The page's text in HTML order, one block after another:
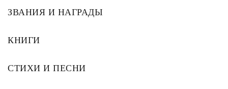
ЗВАНИЯ И НАГРАДЫ
КНИГИ
СТИХИ И ПЕСНИ